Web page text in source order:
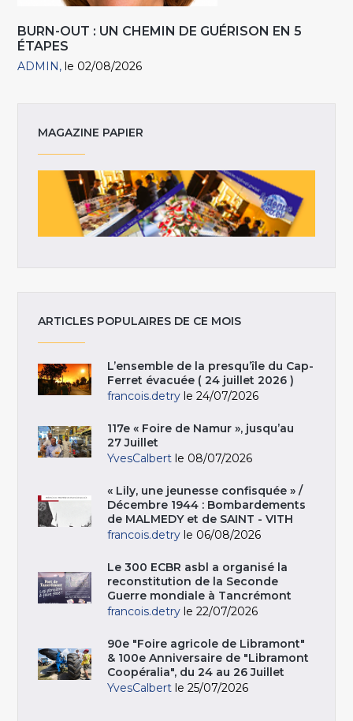
BURN-OUT : UN CHEMIN DE GUÉRISON EN 5
ÉTAPES
ADMIN le 02/08/2026
MAGAZINE PAPIER
ARTICLES POPULAIRES DE CE MOIS
L’ensemble de la presqu’île du Cap-
Ferret évacuée ( 24 juillet 2026 )
francois.detry le 24/07/2026
117e « Foire de Namur », jusqu’au
27 Juillet
YvesCalbert le 08/07/2026
« Lily, une jeunesse confisquée » /
Décembre 1944 : Bombardements
de MALMEDY et de SAINT - VITH
francois.detry le 06/08/2026
Le 300 ECBR asbl a organisé la
reconstitution de la Seconde
Guerre mondiale à Tancrémont
francois.detry le 22/07/2026
90e "Foire agricole de Libramont"
& 100e Anniversaire de "Libramont
Coopéralia", du 24 au 26 Juillet
YvesCalbert le 25/07/2026